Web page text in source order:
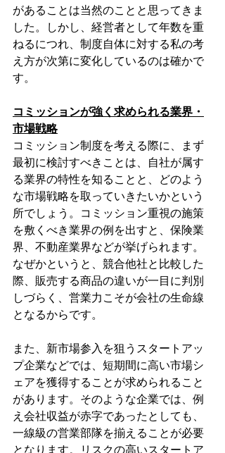
があることは当然のことと思ってきま
した。しかし、経営者として年数を重
ねるにつれ、制度自体に対する私の考
え方が次第に変化しているのは確かで
す。
コミッションが強く求められる業界・
市場戦略
コミッション制度を考える際に、まず
最初に検討すべきことは、自社が属す
る業界の特性を知ることと、どのよう
な市場戦略を取っていきたいかという
所でしょう。コミッション重視の施策
を敷くべき業界の例を出すと、保険業
界、不動産業界などが挙げられます。
なぜかというと、競合他社と比較した
際、販売する商品の違いが一目に判別
しづらく、営業力こそが会社の生命線
となるからです。
また、新市場参入を狙うスタートアッ
プ企業などでは、短期間に高い市場シ
ェアを獲得することが求められること
があります。そのような企業では、例
え会社収益が赤字であったとしても、
一線級の営業部隊を揃えることが必要
となります。リスクの高いスタートア